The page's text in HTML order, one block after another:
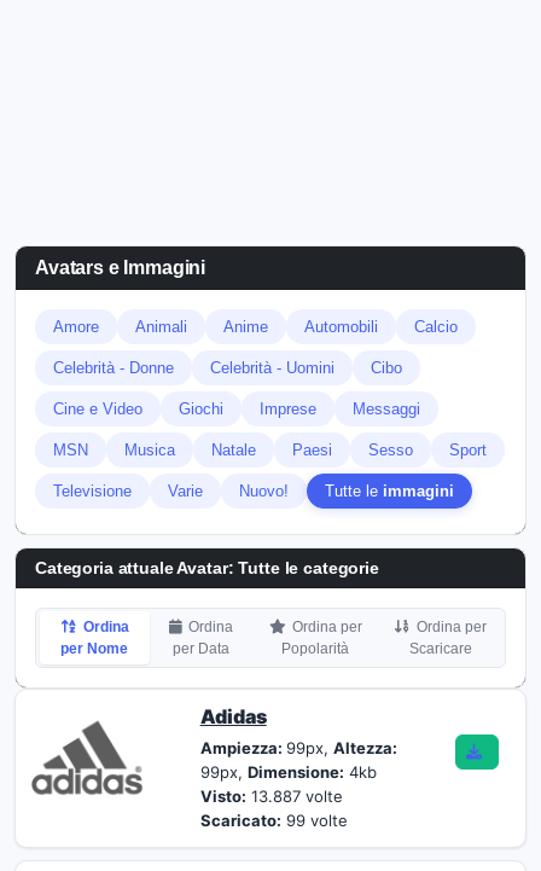
Avatars e Immagini
Amore Animali Anime Automobili Calcio
Celebrità - Donne Celebrità - Uomini Cibo
Cine e Video Giochi Imprese Messaggi
MSN Musica Natale Paesi Sesso Sport
Televisione Varie Nuovo! Tutte le immagini
Categoria attuale Avatar: Tutte le categorie
Ordina
per Nome
Ordina
per Data
Ordina per
Popolarità
Ordina per
Scaricare
Adidas
Ampiezza: 99px, Altezza:
99px, Dimensione: 4kb
Visto: 13.887 volte
Scaricato: 99 volte